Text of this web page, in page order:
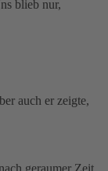
blieb nur,
auch er zeigte,